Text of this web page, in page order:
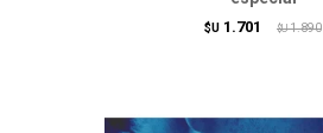
$U 1.701 $U 1.890